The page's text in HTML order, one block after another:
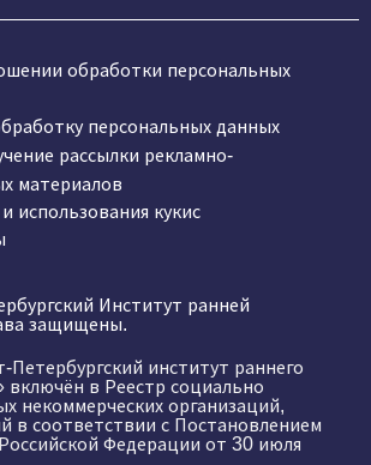
обработки персональных
персональных данных
рассылки рекламно-
материалов
использования кукис
Институт ранней
защищены.
институт раннего
включён в Реестр социально
некоммерческих организаций,
в соответствии с Постановлением
Федерации от 30 июля